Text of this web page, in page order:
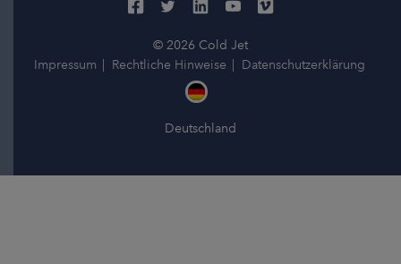
© 2026 Cold Jet
Impressum
Rechtliche Hinweise Datenschutzerklärung
Deutschland